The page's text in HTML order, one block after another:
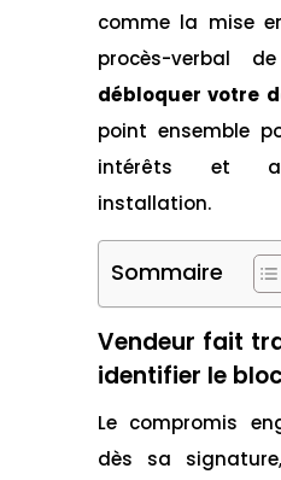
comme la mise
procès-verbal
débloquer votre
point ensemble
intérêts et
installation.
Sommaire
Vendeur fait
identifier le
Le compromis
dès sa